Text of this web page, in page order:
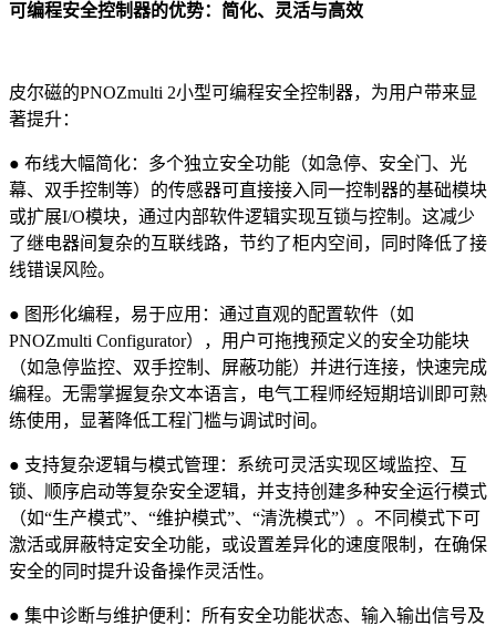
可编程安全控制器的优势：简化、灵活与高效
皮尔磁的PNOZmulti 2小型可编程安全控制器，为用户带来显
著提升：
● 布线大幅简化：多个独立安全功能（如急停、安全门、光
幕、双手控制等）的传感器可直接接入同一控制器的基础模块
或扩展I/O模块，通过内部软件逻辑实现互锁与控制。这减少
了继电器间复杂的互联线路，节约了柜内空间，同时降低了接
线错误风险。
● 图形化编程，易于应用：通过直观的配置软件（如
PNOZmulti Configurator），用户可拖拽预定义的安全功能块
（如急停监控、双手控制、屏蔽功能）并进行连接，快速完成
编程。无需掌握复杂文本语言，电气工程师经短期培训即可熟
练使用，显著降低工程门槛与调试时间。
● 支持复杂逻辑与模式管理：系统可灵活实现区域监控、互
锁、顺序启动等复杂安全逻辑，并支持创建多种安全运行模式
（如“生产模式”、“维护模式”、“清洗模式”）。不同模式下可
激活或屏蔽特定安全功能，或设置差异化的速度限制，在确保
安全的同时提升设备操作灵活性。
● 集中诊断与维护便利：所有安全功能状态、输入输出信号及